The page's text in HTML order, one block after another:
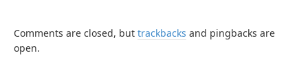
Comments are closed, but trackbacks and pingbacks are
open.